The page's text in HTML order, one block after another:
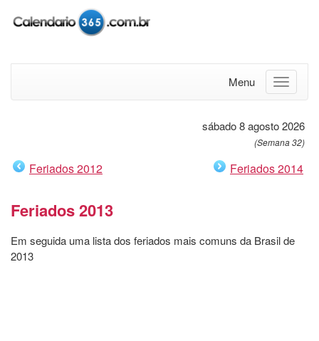
Menu
sábado 8 agosto 2026
(Semana 32)
Feriados 2012 Feriados 2014
Feriados 2013
Em seguida uma lista dos feriados mais comuns da Brasil de
2013